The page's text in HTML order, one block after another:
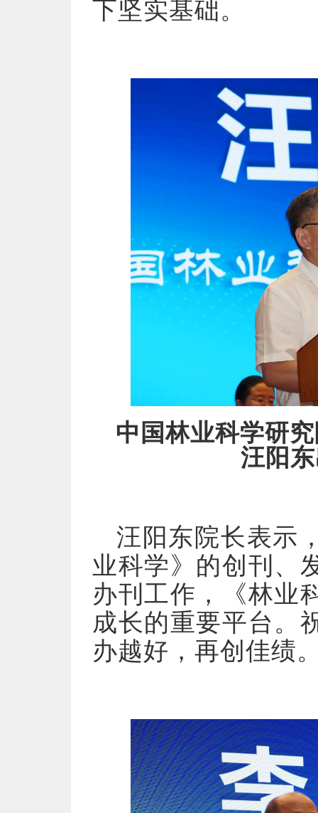
下坚实基础。
中国林业科学研
汪阳
汪阳东院长表示
业科学》的创刊、
办刊工作，《林业
成长的重要平台。
办越好，再创佳绩